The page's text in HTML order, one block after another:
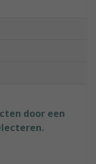
door een